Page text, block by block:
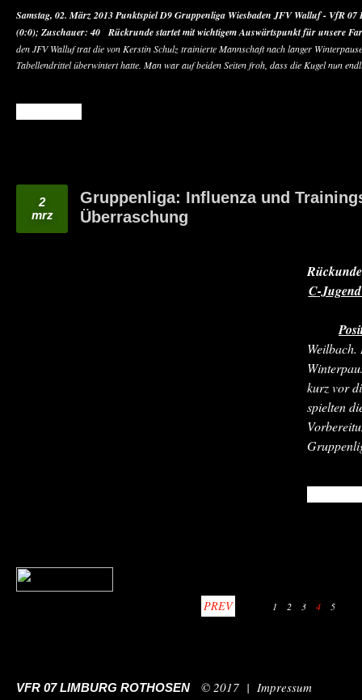
Samstag, 02. März 2013Punktspiel D9 Gruppenliga Wiesbaden JFV Walluf - VfR 07
(0:0); Zuschauer: 40 Rückrunde startet mit wichtigem Auswärtspunkt für unsere
den JFV Walluf trat die von Kerstin Schulz trainierte Mannschaft nach langer
Tabellendrittel überwintert hatte. Man war auf beiden Seiten froh, dass die Kugel nun
2
mrz
Gruppenliga: Influenza und
Überraschung
C-
Weilbach.
kurz vor
spielten
PREV 1 2 3 4 5
VFR 07 LIMBURG ROTHOSEN © 2017 | Impressum